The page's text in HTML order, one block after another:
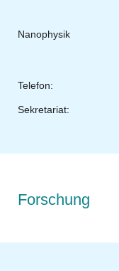
Institut
Nanophysik
98693
Telefon: +49
Forschung